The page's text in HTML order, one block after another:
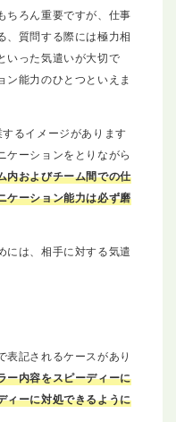
ちろん重要ですが、仕事
、質問する際には極力相
いった気遣いが大切で
ン能力のひとつといえま
るイメージがあります
ケーションをとりながら
内およびチーム間での仕
ケーション能力は必ず磨
には、相手に対する気遣
表記されるケースがあり
ー内容をスピーディーに
ィーに対処できるように